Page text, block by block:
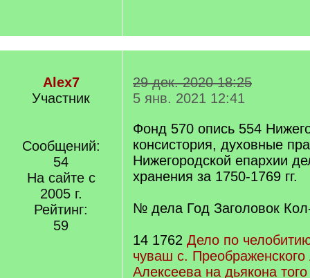
Alex7
Участник
Сообщений:
54
На сайте с
2005 г.
Рейтинг:
59
29 дек. 2020 18:25
5 янв. 2021 12:41
Фонд 570 опись 554
консистория, духовные
Нижегородской епархии
хранения за 1750-1769 гг.
№ дела Год Заголовок
14 1762 Дело по
чуваш с. Преображенского
Алексеева на дьякона